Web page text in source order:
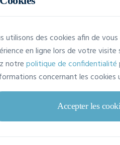
utilisons des cookies afin de
en ligne lors de votre
notrepolitique de confidentialité
concernant les cookies
Accepter les